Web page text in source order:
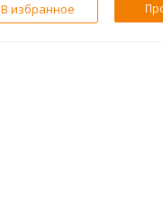
В избранное